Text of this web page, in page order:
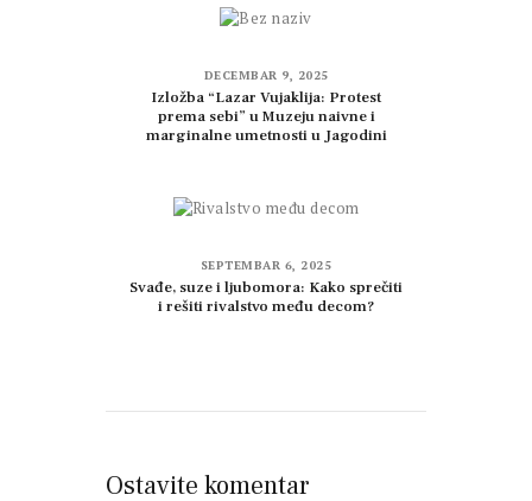
DECEMBAR 9, 2025
Izložba “Lazar Vujaklija: Protest
prema sebi” u Muzeju naivne i
marginalne umetnosti u Jagodini
SEPTEMBAR 6, 2025
Svađe, suze i ljubomora: Kako sprečiti
i rešiti rivalstvo među decom?
Ostavite komentar